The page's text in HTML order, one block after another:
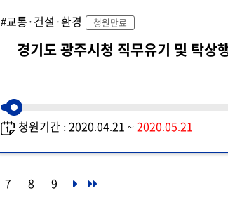
#교통·건설·환경 청원만료
경기도 광주시청 직무유기 및 탁상
청원기간 : 2020.04.21 ~ 2020.05.21
7 8 9